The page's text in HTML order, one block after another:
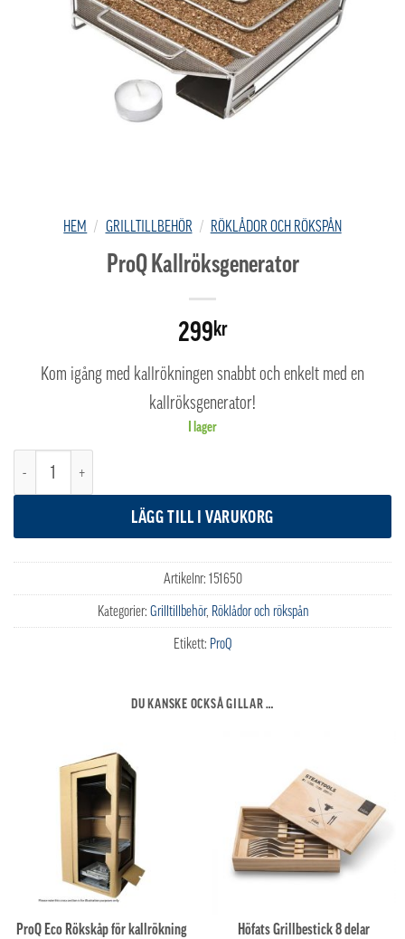
HEM / GRILLTILLBEHÖR / RÖKLÅDOR OCH RÖKSPÅN
ProQ Kallröksgenerator
299kr
Kom igång med kallrökningen snabbt och enkelt med en
kallröksgenerator!
I lager
ProQ Kallröksgenerator mängd
LÄGG TILL I VARUKORG
Artikelnr: 151650
Kategorier: Grilltillbehör, Röklådor och rökspån
Etikett: ProQ
DU KANSKE OCKSÅ GILLAR …
ProQ Eco Rökskåp för kallrökning Höfats Grillbestick 8 delar